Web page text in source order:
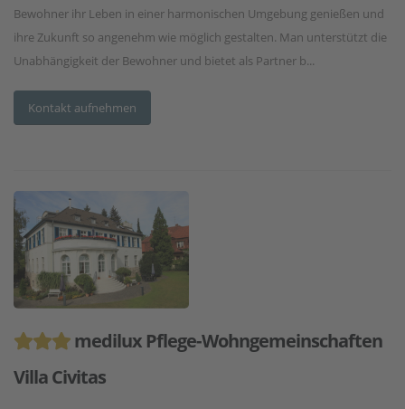
Bewohner ihr Leben in einer harmonischen Umgebung genießen und
ihre Zukunft so angenehm wie möglich gestalten. Man unterstützt die
Unabhängigkeit der Bewohner und bietet als Partner b...
Kontakt aufnehmen
medilux Pflege-Wohngemeinschaften
Villa Civitas